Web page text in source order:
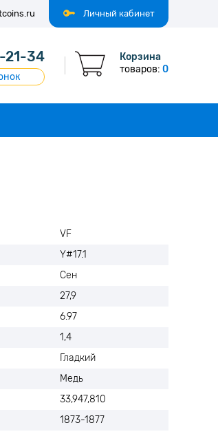
Личный кабинет
21-34
Корзина
товаров: 0
VF
Y#17.1
Сен
27,9
6.97
1,4
Гладкий
Медь
33,947,810
1873-1877